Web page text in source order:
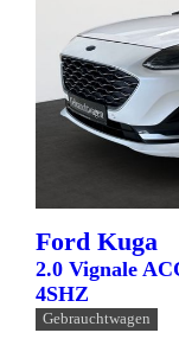
Ford Kuga
2.0 Vignale
4SHZ
Gebrauchtwagen